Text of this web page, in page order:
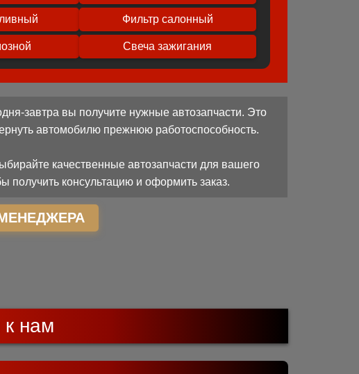
Фильтр салонный
Свеча зажигания
завтра вы получите нужные автозапчасти. Это
автомобилю прежнюю работоспособность.
качественные автозапчасти для вашего
получить консультацию и оформить заказ.
нам